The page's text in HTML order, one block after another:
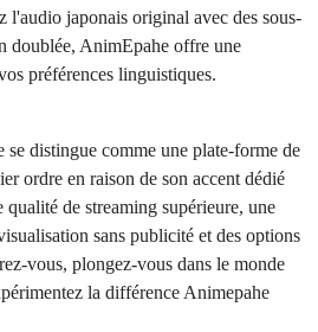
l'audio japonais original avec des sous-
doublée, AnimEpahe offre une
préférences linguistiques.
distingue comme une plate-forme de
ordre en raison de son accent dédié
de streaming supérieure, une
sans publicité et des options
vous, plongez-vous dans le monde
la différence Animepahe